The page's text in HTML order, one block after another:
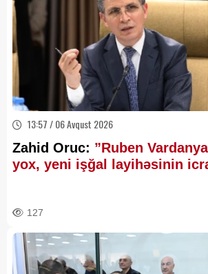
13:57 / 06 Avqust 2026
Zahid Oruc: ”Ruben
yox, yeni işğal layihəsinin
127